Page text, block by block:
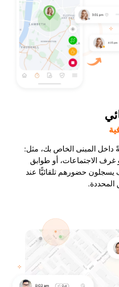
المبنى الخاص بك، مثل:
غرف الاجتماعات، أو طوابق
حضورهم تلقائيًّا عند
المحددة.